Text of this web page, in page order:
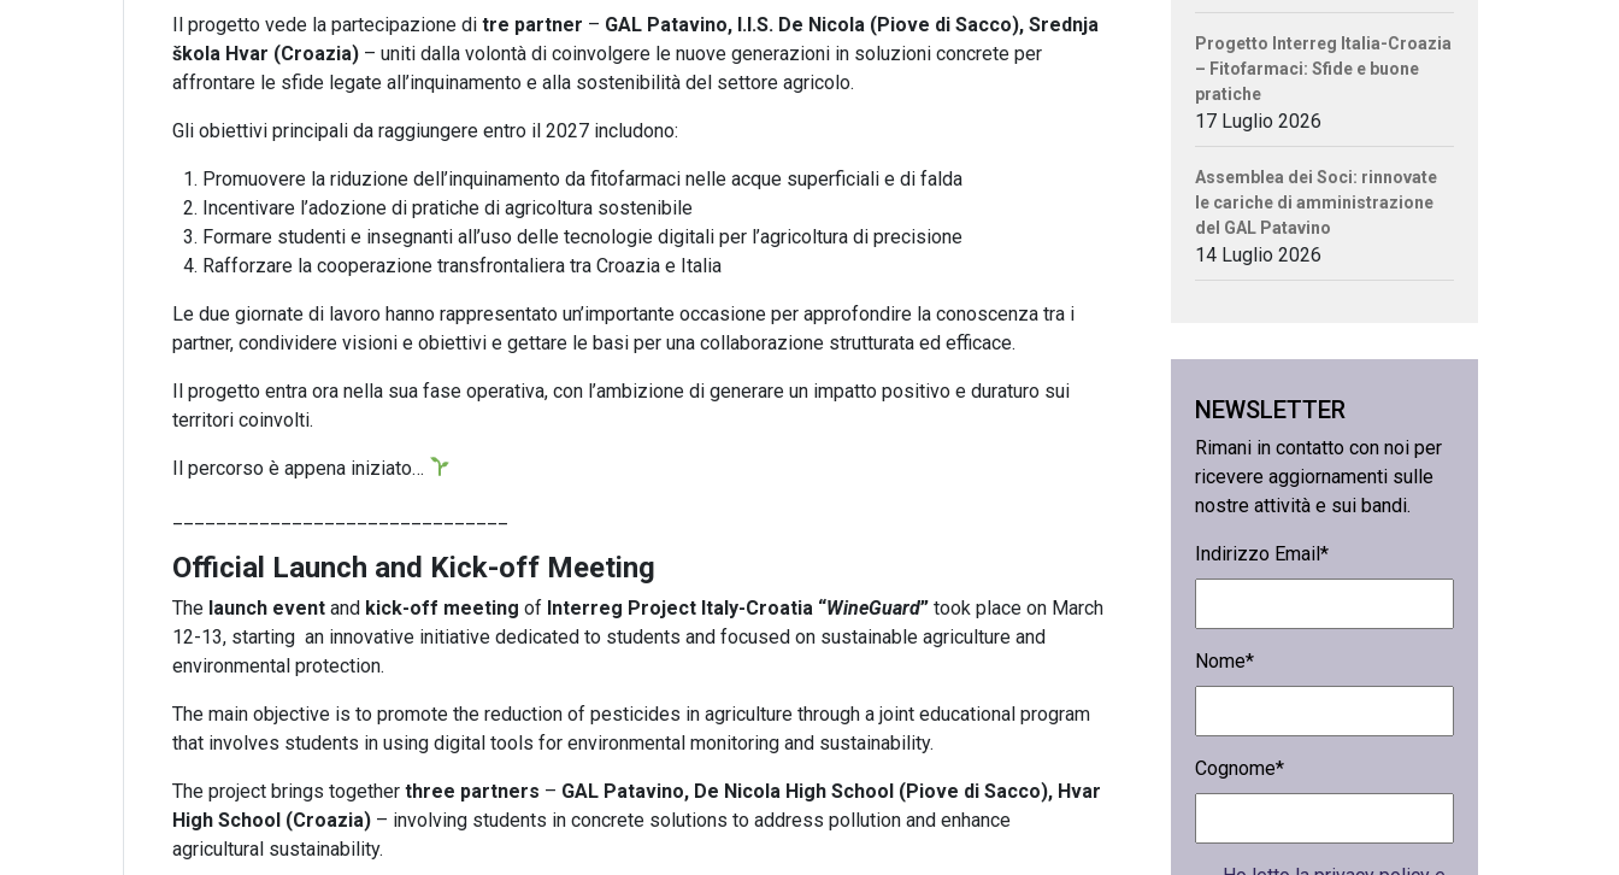
Il progetto vede la partecipazione di tre partner – GAL Patavino, I.I.S. De Nicola (Piove di Sacco), Srednja
škola Hvar (Croazia) – uniti dalla volontà di coinvolgere le nuove generazioni in soluzioni concrete per
affrontare le sfide legate all’inquinamento e alla sostenibilità del settore agricolo.
Gli obiettivi principali da raggiungere entro il 2027 includono:
Promuovere la riduzione dell’inquinamento da fitofarmaci nelle acque superficiali e di falda
Incentivare l’adozione di pratiche di agricoltura sostenibile
Formare studenti e insegnanti all’uso delle tecnologie digitali per l’agricoltura di precisione
Rafforzare la cooperazione transfrontaliera tra Croazia e Italia
Le due giornate di lavoro hanno rappresentato un’importante occasione per approfondire la conoscenza tra i
partner, condividere visioni e obiettivi e gettare le basi per una collaborazione strutturata ed efficace.
Il progetto entra ora nella sua fase operativa, con l’ambizione di generare un impatto positivo e duraturo sui
territori coinvolti.
Il percorso è appena iniziato…
Official Launch and Kick-off Meeting
The launch event and kick-off meeting of Interreg Project Italy-Croatia “WineGuard” took place on March
12-13, starting an innovative initiative dedicated to students and focused on sustainable agriculture and
environmental protection.
The main objective is to promote the reduction of pesticides in agriculture through a joint educational program
that involves students in using digital tools for environmental monitoring and sustainability.
The project brings together three partners – GAL Patavino, De Nicola High School (Piove di Sacco), Hvar
High School (Croazia) – involving students in concrete solutions to address pollution and enhance
agricultural sustainability.
Progetto Interreg Italia-Croazia
– Fitofarmaci: Sfide e buone
pratiche
17 Luglio 2026
Assemblea dei Soci: rinnovate
le cariche di amministrazione
del GAL Patavino
14 Luglio 2026
NEWSLETTER
Rimani in contatto con noi per
ricevere aggiornamenti sulle
nostre attività e sui bandi.
Indirizzo Email*
Nome*
Cognome*